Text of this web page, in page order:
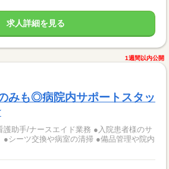
求人詳細を見る
1週間以内公開
みも◎病院内サポートスタッ
ースエイド業務 ●入院患者様のサ
●シーツ交換や病室の清掃 ●備品管理や院内